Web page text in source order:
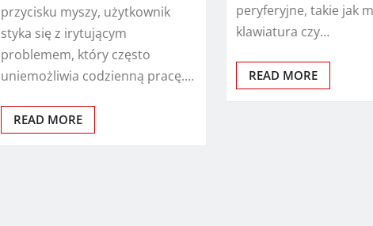
przycisku myszy, użytkownik
styka się z irytującym
problemem, który często
uniemożliwia codzienną pracę.…
READ MORE
peryferyjne, takie jak
klawiatura czy…
READ MORE